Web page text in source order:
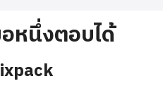
หนึ่งตอบได้